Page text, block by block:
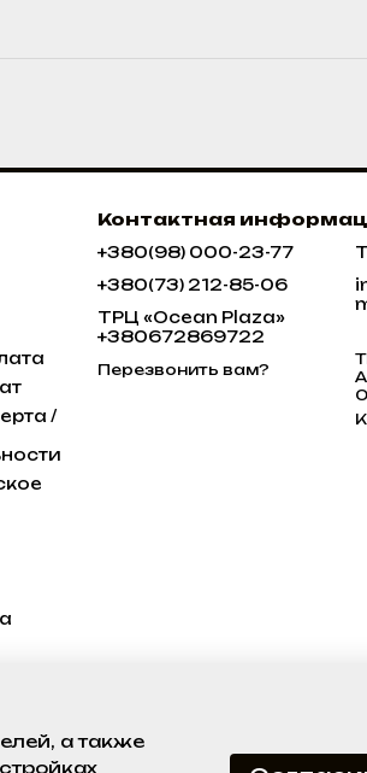
/
Контактная
+380(98) 000-23-77
+380(73) 212-85-06
ТРЦ «Ocean Plaza»
+380672869722
Перезвонить вам?
ТРЦ
а также